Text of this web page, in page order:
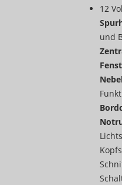
12
und